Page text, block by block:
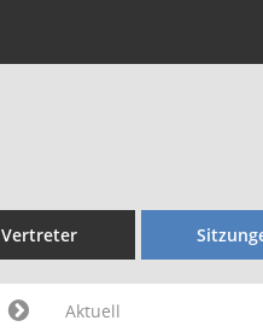
Vertreter
Aktuell